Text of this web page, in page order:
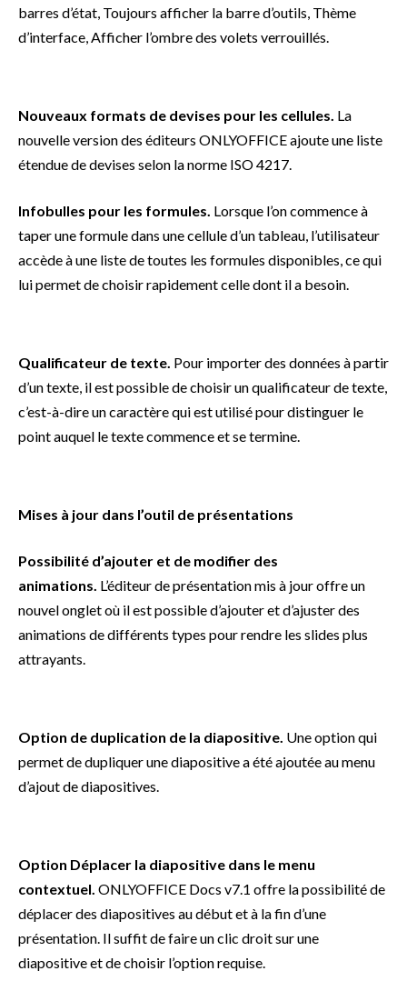
barres d’état, Toujours afficher la barre d’outils, Thème
d’interface, Afficher l’ombre des volets verrouillés.
Nouveaux formats de devises pour les cellules. La
nouvelle version des éditeurs ONLYOFFICE ajoute une liste
étendue de devises selon la norme ISO 4217.
Infobulles pour les formules. Lorsque l’on commence à
taper une formule dans une cellule d’un tableau, l’utilisateur
accède à une liste de toutes les formules disponibles, ce qui
lui permet de choisir rapidement celle dont il a besoin.
Qualificateur de texte. Pour importer des données à partir
d’un texte, il est possible de choisir un qualificateur de texte,
c’est-à-dire un caractère qui est utilisé pour distinguer le
point auquel le texte commence et se termine.
Mises à jour dans l’outil de présentations
Possibilité d’ajouter et de modifier des
animations. L’éditeur de présentation mis à jour offre un
nouvel onglet où il est possible d’ajouter et d’ajuster des
animations de différents types pour rendre les slides plus
attrayants.
Option de duplication de la diapositive. Une option qui
permet de dupliquer une diapositive a été ajoutée au menu
d’ajout de diapositives.
Option Déplacer la diapositive dans le menu
contextuel. ONLYOFFICE Docs v7.1 offre la possibilité de
déplacer des diapositives au début et à la fin d’une
présentation. Il suffit de faire un clic droit sur une
diapositive et de choisir l’option requise.